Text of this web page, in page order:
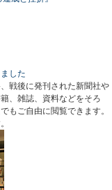
した
戦後に発刊された新聞社や
、雑誌、資料などをそろ
もご自由に閲覧できます。